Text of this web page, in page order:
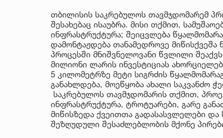
თბილისის საკრებულოს თავმჯდომარემ
შესახებაც ისაუბრა. მისი თქმით,
ინფრასტრუქტურა; შეიცვლება
დამონტაჟდება თანამედროვე მიწისქვეშა
პროცესში მნიშვნელოვანი წვლილი
მილიონი ლარის ინვესტიციას
5 კილომეტრზე მეტი სიგრძის
განახლდება, მოეწყობა ახალი საკვანძო
საკრებულოს თავმჯდომარის თქმით,
ინფრასტრუქტურა, ტროტუარები, გარე
მიწისზედა ქვეითთა გადასასვლელები
შეზღუდული შესაძლებლობის მქონე